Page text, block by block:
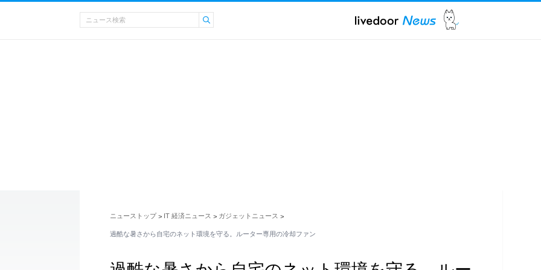
ニューストップ > IT 経済ニュース > ガジェットニュース >
過酷な暑さから自宅のネット環境を守る。ルーター専用の冷却ファン